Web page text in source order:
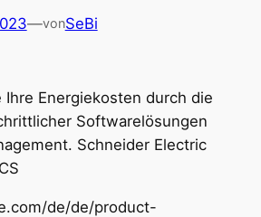
—vonSeBi
Ihre Energiekosten durch die
Softwarelösungen
Schneider Electric
de/de/product-